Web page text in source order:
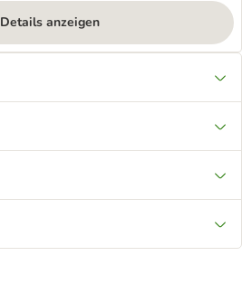
Details anzeigen